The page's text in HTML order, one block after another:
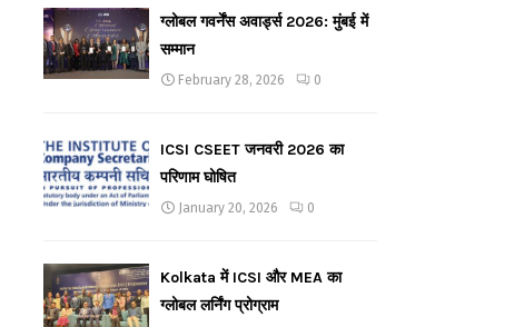
ग्लोबल गवर्नेंस अवार्ड्स 2026: मुंबई में
सम्मान
February 28, 2026 0
ICSI CSEET जनवरी 2026 का
परिणाम घोषित
January 20, 2026 0
Kolkata में ICSI और MEA का
ग्लोबल लर्निंग प्रोग्राम